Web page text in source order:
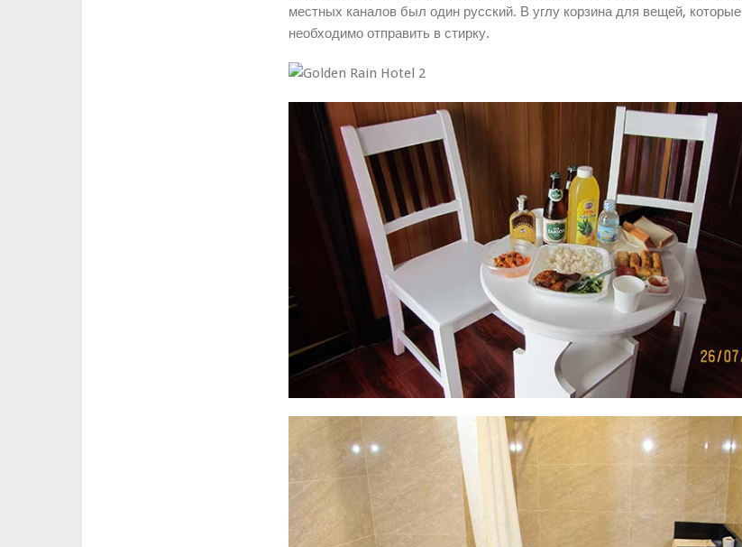
местных каналов был один русский. В углу корзина для вещей, которые
необходимо отправить в стирку.